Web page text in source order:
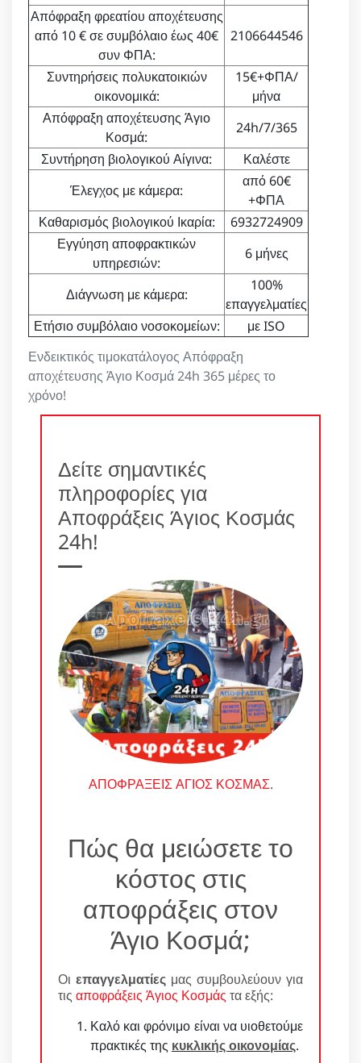
Ενδεικτικός τιμοκατάλογος Απόφραξη
αποχέτευσης Άγιο Κοσμά 24h 365 μέρες το
χρόνο!
Απόφραξη φρεατίου αποχέτευσης
από 10 € σε συμβόλαιο έως 40€
συν ΦΠΑ:
2106644546
Συντηρήσεις πολυκατοικιών
οικονομικά:
15€+ΦΠΑ/
μήνα
Απόφραξη αποχέτευσης Άγιο
Κοσμά:
24h/7/365
Συντήρηση βιολογικού Αίγινα:
Καλέστε
Έλεγχος με κάμερα:
από 60€
+ΦΠΑ
Καθαρισμός βιολογικού Ικαρία:
6932724909
Εγγύηση αποφρακτικών
υπηρεσιών:
6 μήνες
Διάγνωση με κάμερα:
100%
επαγγελματίες
Ετήσιο συμβόλαιο νοσοκομείων:
με ISO
Δείτε σημαντικές
πληροφορίες για
Αποφράξεις Άγιος Κοσμάς
24h!
ΑΠΟΦΡΑΞΕΙΣ ΑΓΙΟΣ ΚΟΣΜΑΣ.
Πώς θα μειώσετε το
κόστος στις
αποφράξεις στον
Άγιο Κοσμά;
Οι επαγγελματίες μας συμβουλεύουν για
τις αποφράξεις Άγιος Κοσμάς τα εξής:
Καλό και φρόνιμο είναι να υιοθετούμε
πρακτικές της κυκλικής οικονομίας.